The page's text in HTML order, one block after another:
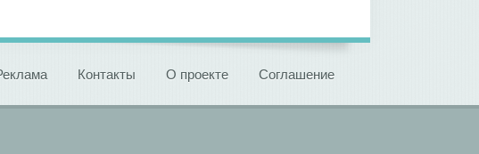
Контакты О проекте Соглашение